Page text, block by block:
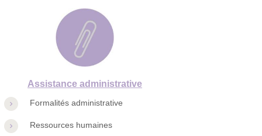
Assistance administrative
Formalités administrative
Ressources humaines